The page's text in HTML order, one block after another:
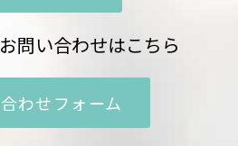
問い合わせはこちら
わせフォーム